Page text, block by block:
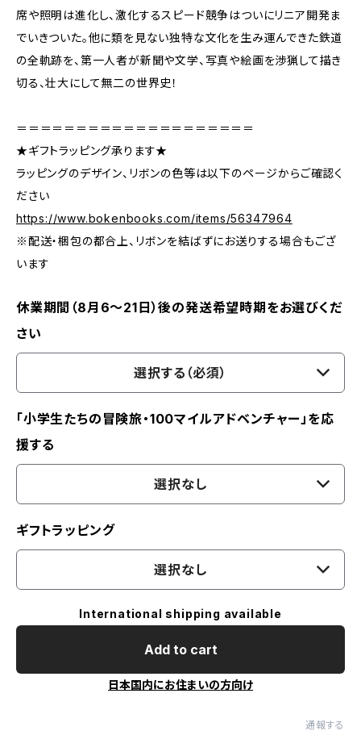
席や照明は進化し、激化するスピード競争はついにリニア開発ま
でいきついた。他に類を見ない独特な文化を生み運んできた鉄道
の全軌跡を、第一人者が新聞や文学、写真や絵画を渉猟して描き
切る、壮大にして無二の世界史！
＝＝＝＝＝＝＝＝＝＝＝＝＝＝＝＝＝＝＝＝
★ギフトラッピング承ります★
ラッピングのデザイン、リボンの色等は以下のページからご確認く
ださい
https://www.bokenbooks.com/items/56347964
※配送・梱包の都合上、リボンを結ばずにお送りする場合もござ
います
休業期間（8月6〜21日）後の発送希望時期をお選びくだ
さい
選択する（必須）
「小学生たちの冒険旅・100マイルアドベンチャー」を応
援する
選択なし
ギフトラッピング
選択なし
International shipping available
Add to cart
日本国内にお住まいの方向け
通報する